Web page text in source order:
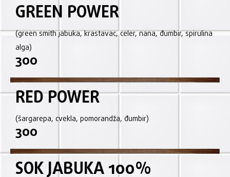
GREEN POWER
(green smith jabuka, krastavac, celer, nana, đumbir, spirulina
alga)
300
RED POWER
(šargarepa, cvekla, pomorandža, đumbir)
300
SOK JABUKA 100%